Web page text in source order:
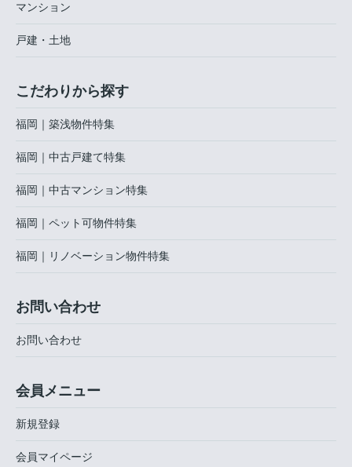
マンション
戸建・土地
こだわりから探す
福岡｜築浅物件特集
福岡｜中古戸建て特集
福岡｜中古マンション特集
福岡｜ペット可物件特集
福岡｜リノベーション物件特集
お問い合わせ
お問い合わせ
会員メニュー
新規登録
会員マイページ